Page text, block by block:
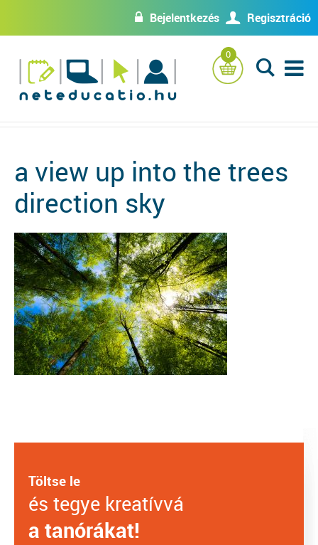
w Bejelentkezés U Regisztráció
0
L
a view up into the trees
direction sky
Töltse le
és tegye kreatívvá
a tanórákat!